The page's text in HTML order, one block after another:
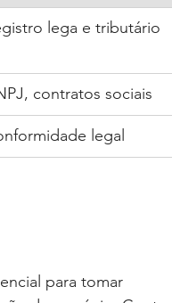
lega e tributário
contratos sociais
legal
para tomar